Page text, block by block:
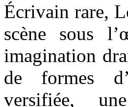
Écrivain rare,
scène sous
imagination
de formes
versifiée,